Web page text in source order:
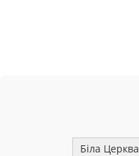
Біла Церква